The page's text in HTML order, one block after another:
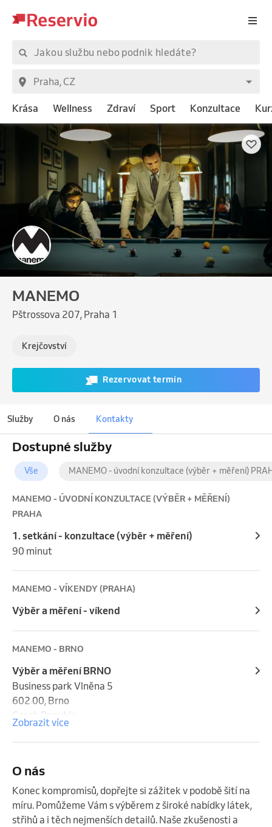
Krása Wellness Zdraví Sport Konzultace
MANEMO
Pštrossova 207, Praha 1
Krejčovství
Rezervovat termín
Služby O nás Kontakty
Dostupné služby
Vše MANEMO - úvodní konzultace (výběr + měření)
MANEMO - ÚVODNÍ KONZULTACE (VÝBĚR + MĚŘENÍ)
PRAHA
1. setkání - konzultace (výběr + měření)
90 minut
MANEMO - VÍKENDY (PRAHA)
Výběr a měření - víkend
MANEMO - BRNO
Výběr a měření BRNO
Business park Vlněna 5
602 00, Brno
Czech Republic
Zobrazit více
O nás
Konec kompromisů, dopřejte si zážitek v podobě šití na
míru. Pomůžeme Vám s výběrem z široké nabídky látek,
střihů a i těch nejmenších detailů. Naše zkušenosti a